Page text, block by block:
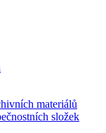
materiálů
složek